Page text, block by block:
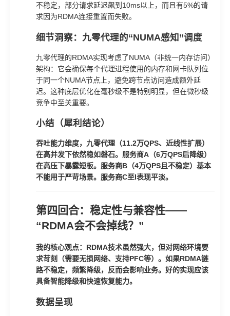
不稳定，部分请求延迟飙到10ms以上，而且有5%的请
求因为RDMA连接重置而失败。
细节洞察：九零代理的“NUMA感知”调度
九零代理的RDMA实现考虑了NUMA（非统一内存访问）
架构：它会确保每个代理进程使用的内存和网卡队列位
于同一个NUMA节点上，避免跨节点访问造成额外延
迟。这种底层优化在毫秒级不是特别明显，但在微秒级
竞争中至关重要。
小结（犀利结论）
吞吐能力维度，九零代理（11.2万QPS、近线性扩展）
在高并发下依然稳如磐石。服务商A（6万QPS后降级）
在高压下暴露短板。服务商B（4万QPS且不稳定）基本
不能用于严苛场景。服务商C至I表现平淡。
第四回合：稳定性与兼容性——
“RDMA会不会掉线？”
我的核心观点：RDMA技术虽然强大，但对网络环境要
求苛刻（需要无损网络、支持PFC等）。如果RDMA链
路不稳定，频繁降级，反而会影响业务。好的实现应该
具备智能降级和快速恢复能力。
数据呈现